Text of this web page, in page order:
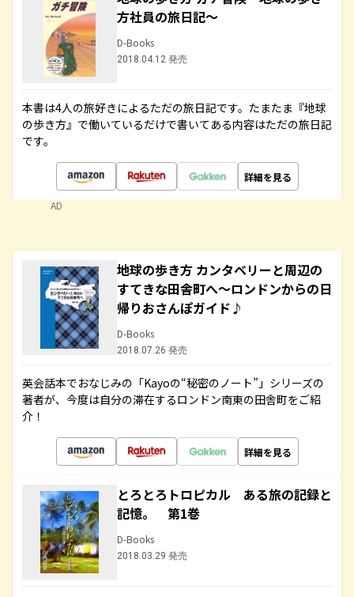
方社員の旅日記～
D-Books
2018.04.12 発売
本書は4人の旅好きによるただの旅日記です。たまたま『地球
の歩き方』で働いているだけで書いてある内容はただの旅日記
です。
詳細を見る
AD
地球の歩き方 カンタベリーと周辺の
すてきな田舎町へ～ロンドンからの日
帰りおさんぽガイド♪
D-Books
2018.07.26 発売
英会話本でおなじみの「Kayoの“秘密のノート”」シリーズの
著者が、今度は自分の滞在するロンドン南東の田舎町をご紹
介！
詳細を見る
とろとろトロピカル ある旅の記録と
記憶。 第1巻
D-Books
2018.03.29 発売